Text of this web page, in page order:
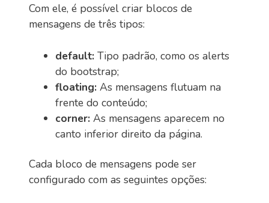
Com ele, é possível criar blocos de
mensagens de três tipos:
default: Tipo padrão, como os alerts
do bootstrap;
floating: As mensagens flutuam na
frente do conteúdo;
corner: As mensagens aparecem no
canto inferior direito da página.
Cada bloco de mensagens pode ser
configurado com as seguintes opções: